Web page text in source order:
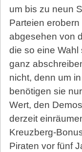
um bis zu neun
Parteien
abgesehen von
die so eine Wahl
ganz
nicht, denn um
benötigen sie
Wert, den
derzeit
Kreuzberg-
Piraten vor fünf